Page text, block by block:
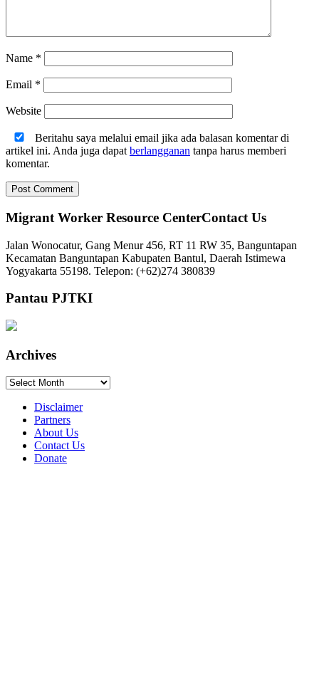
Name *
Email *
Website
Beritahu saya melalui email jika ada balasan komentar di
artikel ini. Anda juga dapat berlangganan tanpa harus memberi
komentar.
Migrant Worker Resource CenterContact Us
Jalan Wonocatur, Gang Menur 456, RT 11 RW 35, Banguntapan
Kecamatan Banguntapan Kabupaten Bantul, Daerah Istimewa
Yogyakarta 55198. Telepon: (+62)274 380839
Pantau PJTKI
Archives
Archives
Disclaimer
Partners
About Us
Contact Us
Donate